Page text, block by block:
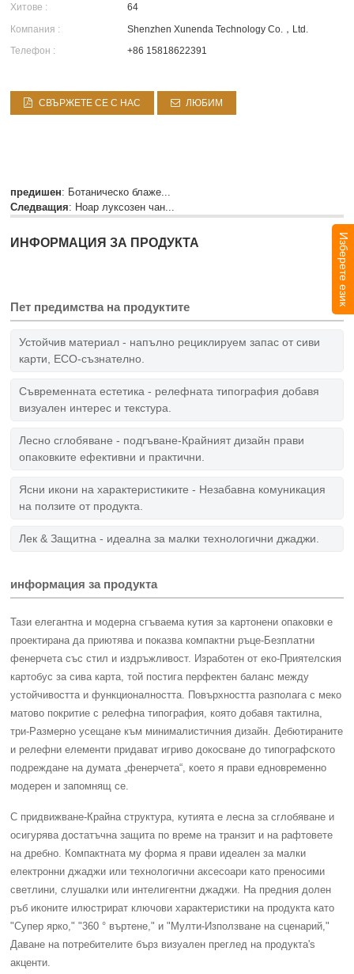
Хитове :
64
Компания :
Shenzhen Xunenda Technology Co.，Ltd.
Телефон :
+86 15818622391
СВЪРЖЕТЕ СЕ С НАС ЛЮБИМ
предишен: Ботаническо блаже...
Следващия: Ноар луксозен чан...
ИНФОРМАЦИЯ ЗА ПРОДУКТА
Пет предимства на продуктите
Устойчив материал - напълно рециклируем запас от сиви
карти, ECO-съзнателно.
Съвременната естетика - релефната типография добавя
визуален интерес и текстура.
Лесно сглобяване - подгъване-Крайният дизайн прави
опаковките ефективни и практични.
Ясни икони на характеристиките - Незабавна комуникация
на ползите от продукта.
Лек & Защитна - идеална за малки технологични джаджи.
информация за продукта
Тази елегантна и модерна сгъваема кутия за картонени опаковки е
проектирана да приютява и показва компактни ръце-Безплатни
фенерчета със стил и издръжливост. Изработен от еко-Приятелския
картобус за сива карта, той постига перфектен баланс между
устойчивостта и функционалността. Повърхността разполага с меко
матово покритие с релефна типография, която добавя тактилна,
три-Размерно усещане към минималистичния дизайн. Дебютираните
и релефни елементи придават игриво докосване до типографското
подреждане на думата „фенерчета“, което я прави едновременно
модерен и запомнящ се.
С придвижване-Крайна структура, кутията е лесна за сглобяване и
осигурява достатъчна защита по време на транзит и на рафтовете
на дребно. Компактната му форма я прави идеален за малки
електронни джаджи или технологични аксесоари като преносими
светлини, слушалки или интелигентни джаджи. На предния долен
ръб иконите илюстрират ключови характеристики на продукта като
"Супер ярко," "360 ° въртене," и "Мулти-Използване на сценарий,"
Даване на потребителите бърз визуален преглед на продукта's
акценти.
Изберете език